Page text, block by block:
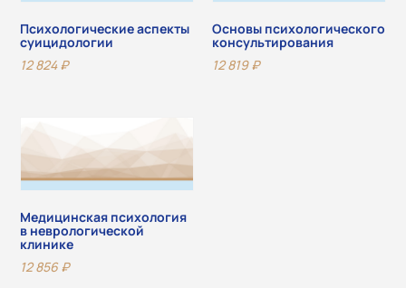
Психологические аспекты
суицидологии
12 824₽
Основы психологического
консультирования
12 819₽
Медицинская психология
в неврологической
клинике
12 856 ₽